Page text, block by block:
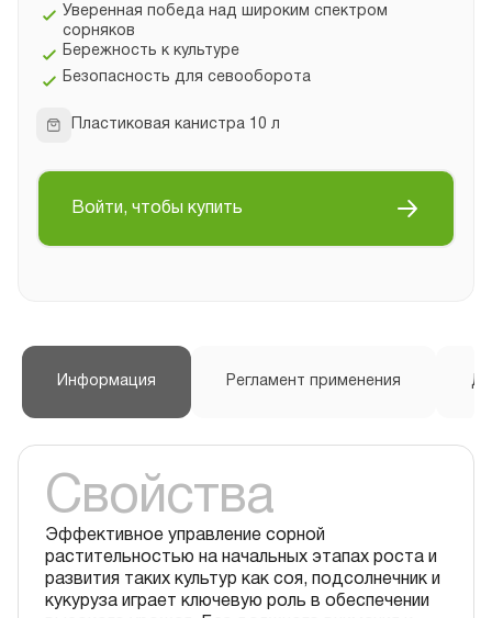
Уверенная победа над широким спектром
сорняков
Бережность к культуре
Безопасность для севооборота
Пластиковая канистра 10 л
Войти, чтобы купить
Информация Регламент применения
Свойства
Эффективное управление сорной
растительностью на начальных этапах роста и
развития таких культур как соя, подсолнечник и
кукуруза играет ключевую роль в обеспечении